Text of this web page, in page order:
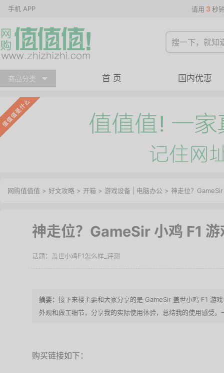
手机 APP 请用 3 秒
商品分类 首 页 国内优惠
网购值值值 > 好文攻略 > 开箱 > 游戏设备 电脑办公 > 神走位？
神走位？GameSir 小鸡 F1
盖世小鸡F1怎么样_评测
接下来楼主要和大家分享的是 GameSir 盖世小鸡 F1 游
外观和做工细节，分享我的实际使用体验，总结我的使用感受
购买链接如下：